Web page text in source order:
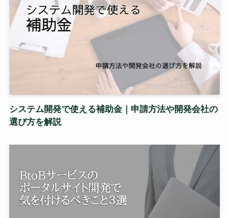
システム開発で使える補助金｜申請方法や開発会社の
選び方を解説